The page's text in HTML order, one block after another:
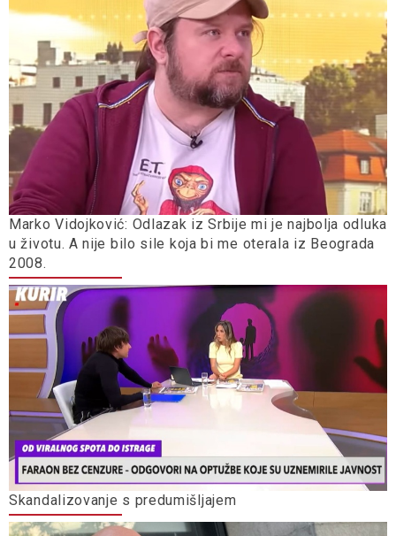
Marko Vidojković: Odlazak iz Srbije mi je najbolja odluka
u životu. A nije bilo sile koja bi me oterala iz Beograda
2008.
Skandalizovanje s predumišljajem